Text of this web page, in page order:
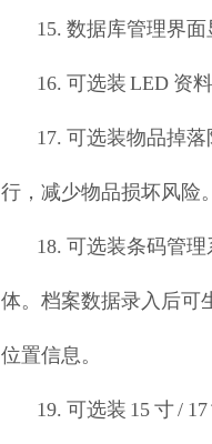
15. 数据库管理界
16. 可选装 LED 资
17. 可选装物品掉
行，减少物品损坏风险。
18. 可选装条码管
体。档案数据录入后可
位置信息。
19. 可选装 15 寸 /